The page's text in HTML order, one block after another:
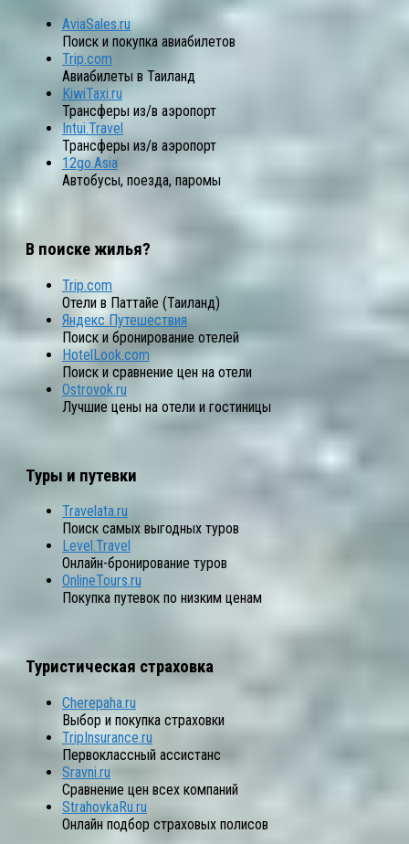
AviaSales.ru
Поиск и покупка авиабилетов
Trip.com
Авиабилеты в Таиланд
KiwiTaxi.ru
Трансферы из/в аэропорт
Intui.Travel
Трансферы из/в аэропорт
12go.Asia
Автобусы, поезда, паромы
В поиске жилья?
Trip.com
Отели в Паттайе (Таиланд)
Яндекс Путешествия
Поиск и бронирование отелей
HotelLook.com
Поиск и сравнение цен на отели
Ostrovok.ru
Лучшие цены на отели и гостиницы
Туры и путевки
Travelata.ru
Поиск самых выгодных туров
Level.Travel
Онлайн-бронирование туров
OnlineTours.ru
Покупка путевок по низким ценам
Туристическая страховка
Cherepaha.ru
Выбор и покупка страховки
TripInsurance.ru
Первоклассный ассистанс
Sravni.ru
Сравнение цен всех компаний
StrahovkaRu.ru
Онлайн подбор страховых полисов